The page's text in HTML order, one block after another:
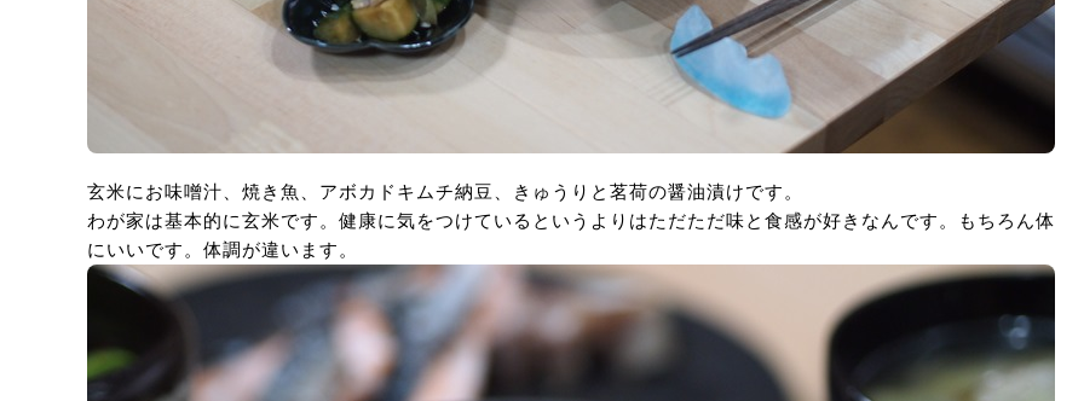
玄米にお味噌汁、焼き魚、アボカドキムチ納豆、きゅうりと茗荷の醤油漬けです。
わが家は基本的に玄米です。健康に気をつけているというよりはただただ味と食感が好きなんです。もちろん体
にいいです。体調が違います。